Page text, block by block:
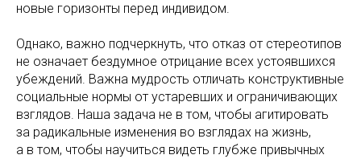
новые горизонты перед индивидом.
Однако, важно подчеркнуть, что отказ от стереотипов
не означает бездумное отрицание всех устоявшихся
убеждений. Важна мудрость отличать конструктивные
социальные нормы от устаревших и ограничивающих
взглядов. Наша задача не в том, чтобы агитировать
за радикальные изменения во взглядах на жизнь,
а в том, чтобы научиться видеть глубже привычных